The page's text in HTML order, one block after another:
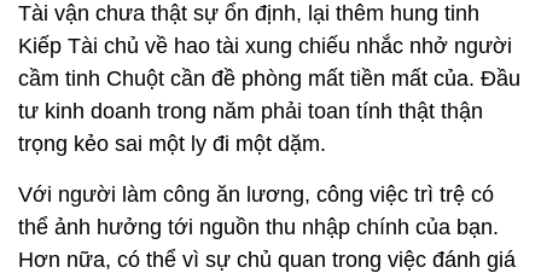
Tài vận chưa thật sự ổn định, lại thêm hung tinh
Kiếp Tài chủ về hao tài xung chiếu nhắc nhở người
cầm tinh Chuột cần đề phòng mất tiền mất của. Đầu
tư kinh doanh trong năm phải toan tính thật thận
trọng kẻo sai một ly đi một dặm.
Với người làm công ăn lương, công việc trì trệ có
thể ảnh hưởng tới nguồn thu nhập chính của bạn.
Hơn nữa, có thể vì sự chủ quan trong việc đánh giá